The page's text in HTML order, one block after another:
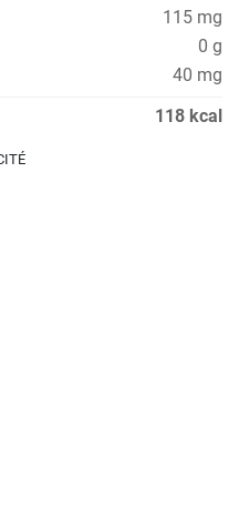
115 mg
0 g
40 mg
118 kcal